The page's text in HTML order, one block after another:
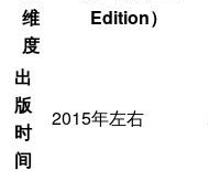
维
度
Edition）
出
版
时
间
2015年左右